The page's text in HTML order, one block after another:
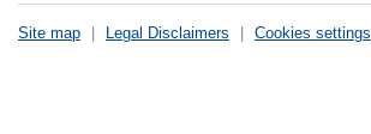
Site map Legal Disclaimers Cookies settings